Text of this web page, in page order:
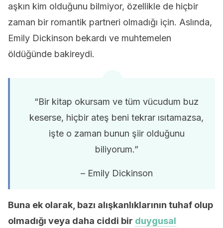
aşkın kim olduğunu bilmiyor, özellikle de hiçbir
zaman bir romantik partneri olmadığı için. Aslında,
Emily Dickinson bekardı ve muhtemelen
öldüğünde bakireydi.
“Bir kitap okursam ve tüm vücudum buz
keserse, hiçbir ateş beni tekrar ısıtamazsa,
işte o zaman bunun şiir olduğunu
biliyorum.”
– Emily Dickinson
Buna ek olarak, bazı alışkanlıklarının tuhaf olup
olmadığı veya daha ciddi bir duygusal